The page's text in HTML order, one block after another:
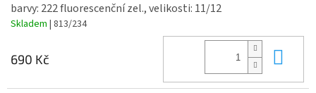
barvy: 222 fluorescenční zel., velikosti: 11/12
Skladem | 813/234
690 Kč